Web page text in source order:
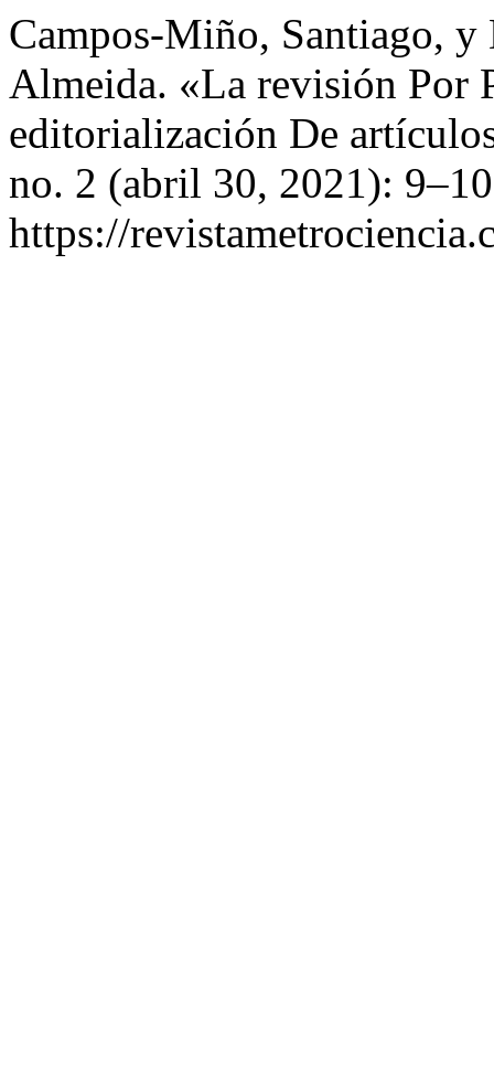
Campos-Miño, Santiago,
Almeida. «La revisión Por
editorialización De
no. 2 (abril 30, 2021):
https://